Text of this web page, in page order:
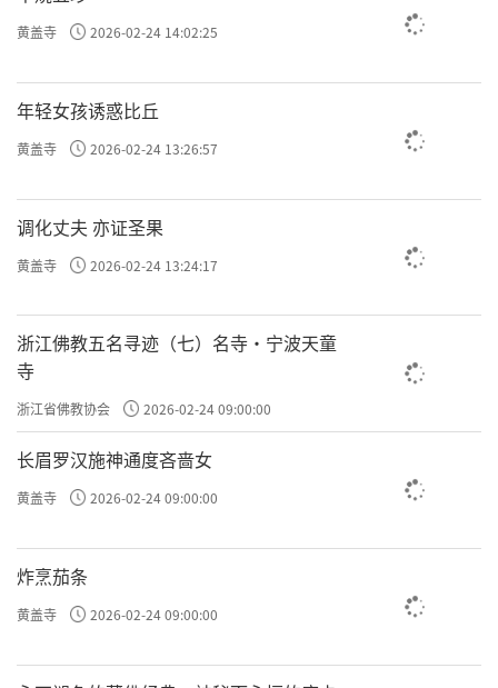
黄盖寺 2026-02-24 14:02:25
年轻女孩诱惑比丘
黄盖寺 2026-02-24 13:26:57
调化丈夫 亦证圣果
黄盖寺 2026-02-24 13:24:17
浙江佛教五名寻迹（七）名寺·宁波天童
寺
浙江省佛教协会 2026-02-24 09:00:00
长眉罗汉施神通度吝啬女
黄盖寺 2026-02-24 09:00:00
炸烹茄条
黄盖寺 2026-02-24 09:00:00